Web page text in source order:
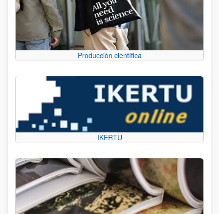
Producción científica
IKERTU